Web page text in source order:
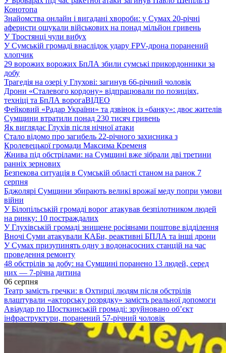
Конотопа
Знайомства онлайн і вигадані хвороби: у Сумах 20-річні
аферисти ошукали військових на понад мільйон гривень
У Тростянці чули вибух
У Сумській громаді внаслідок удару FPV-дрона поранений
хлопчик
29 ворожих ворожих БпЛА збили сумські прикордонники за
добу
Трагедія на озері у Глухові: загинув 66-річний чоловік
Дрони «Сталевого кордону» відпрацювали по позиціях,
техніці та БпЛА ворогаВІДЕО
Фейковий «Радар України» та дзвінок із «банку»: двоє жителів
Сумщини втратили понад 230 тисяч гривень
Як виглядає Глухів після нічної атаки
Стало відомо про загибель 22-річного захисника з
Кролевецької громади Максима Кременя
Жнива під обстрілами: на Сумщині вже зібрали дві третини
ранніх зернових
Безпекова ситуація в Сумській області станом на ранок 7
серпня
Бджолярі Сумщини збирають великі врожаї меду попри умови
війни
У Білопільській громаді ворог атакував безпілотником людей
на ринку: 10 постраждалих
У Глухівській громаді знищене росіянами поштове відділення
Вночі Суми атакували КАБи, реактивні БПЛА та інші дрони
У Сумах призупинять одну з водонасосних станцій на час
проведення ремонту
48 обстрілів за добу: на Сумщині поранено 13 людей, серед
них — 7-річна дитина
06 серпня
Театр замість гречки: в Охтирці людям після обстрілів
влаштували «акторську розрядку» замість реальної допомоги
Авіаудар по Шосткинській громаді: зруйновано об’єкт
інфраструктури, поранений 57-річний чоловік